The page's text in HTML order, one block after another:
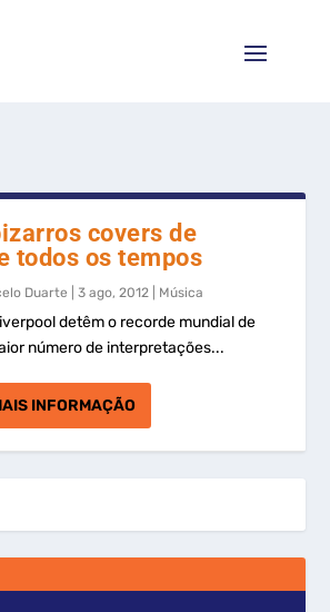
covers de
todos os tempos
Duarte |3 ago, 2012 Música
detêm o recorde mundial de
número de interpretações...
INFORMAÇÃO